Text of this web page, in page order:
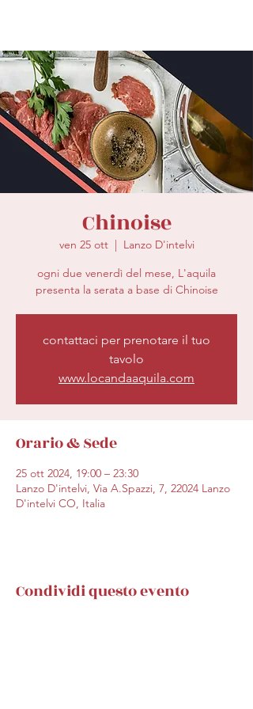
Chinoise
ven 25 ott
  |
Lanzo D'intelvi
ogni due venerdì del mese, L'aquila
presenta la serata a base di Chinoise
contattaci per prenotare il tuo
tavolo
www.locandaaquila.com
Orario & Sede
25 ott 2024, 19:00 – 23:30
Lanzo D'intelvi, Via A.Spazzi, 7, 22024 Lanzo
D'intelvi CO, Italia
Condividi questo evento